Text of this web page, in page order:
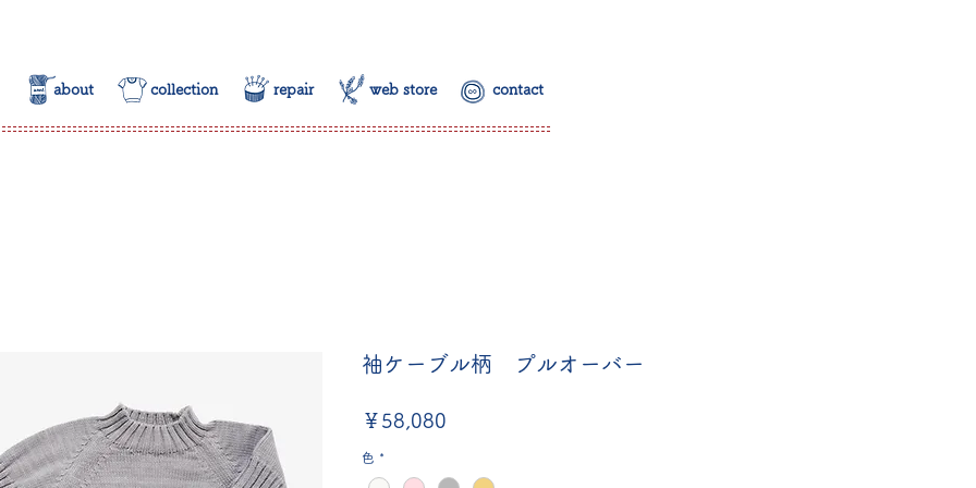
about collection repair web store contact
袖ケーブル柄 プルオーバー
￥58,080
色 *